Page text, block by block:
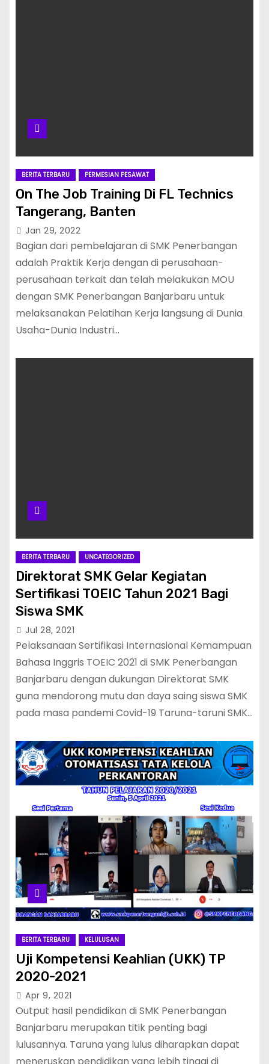
BERITA TERBARU PERMESIAN PESAWAT
On The Job Training Di FL Technics
Tangerang, Banten
Jan 29, 2022
Bagian dari pembelajaran di SMK Penerbangan
adalah Praktik Kerja dengan di perusahaan-
perusahaan terkait dan telah melakukan MOU
dengan SMK Penerbangan Banjarbaru untuk
melaksanakan Pelatihan Kerja langsung di Dunia
Usaha-Dunia Industri…
BERITA TERBARU UNCATEGORIZED
Direktorat SMK Gelar Kegiatan
Sertifikasi TOEIC Tahun 2021 Bagi
Siswa SMK
Jul 28, 2021
Pelaksanaan Sertifikasi Internasional Kemampuan
Bahasa Inggris TOEIC 2021 di SMK Penerbangan
Banjarbaru dengan dukungan Direktorat SMK
guna mendorong mutu dan daya saing siswa SMK
pada masa pandemi Covid-19 Taruna-taruni SMK…
BERITA TERBARU KELULUSAN
Uji Kompetensi Keahlian (UKK) TP
2020-2021
Apr 9, 2021
Output hasil pendidikan di SMK Penerbangan
Banjarbaru merupakan titik penting bagi
lulusannya. Taruna yang lulus diharapkan dapat
meneruskan pendidikan yang lebih tinggi di